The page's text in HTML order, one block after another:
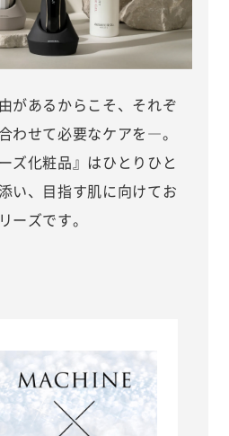
があるからこそ、それぞ
わせて必要なケアを―。
ズ化粧品』はひとりひと
い、目指す肌に向けてお
ーズです。